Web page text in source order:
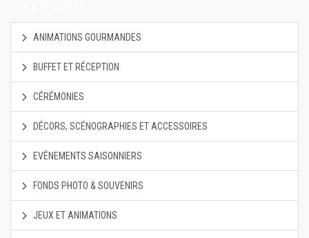
ANIMATIONS GOURMANDES
BUFFET ET RÉCEPTION
CÉRÉMONIES
DÉCORS, SCÉNOGRAPHIES ET ACCESSOIRES
EVÉNEMENTS SAISONNIERS
FONDS PHOTO & SOUVENIRS
JEUX ET ANIMATIONS